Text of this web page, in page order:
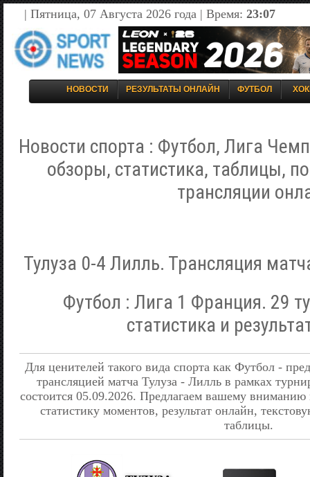
| Пятница, 07 Августа 2026 года | Время: 23:07
НОВОСТИ РЕЗУЛЬТАТЫ ОНЛАЙН ФУТБОЛ
Новости спорта : Футбол, Лига
обзоры, статистика, таблицы,
трансляции
Тулуза 0-4 Лилль. Трансляция
Футбол : Лига 1 Франция. 29
статистика и
Для ценителей такого вида спорта как Футбол -
трансляцией матча Тулуза - Лилль в рамках
состоится 05.09.2026. Предлагаем вашему
статистику моментов, результат онлайн,
таблицы.